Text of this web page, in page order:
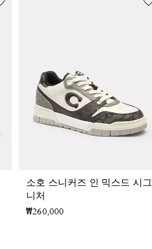
소호 스니커즈 인 믹스드 시그
니처
₩260,000